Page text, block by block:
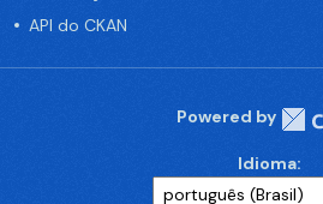
API do CKAN
Powered by
Idioma